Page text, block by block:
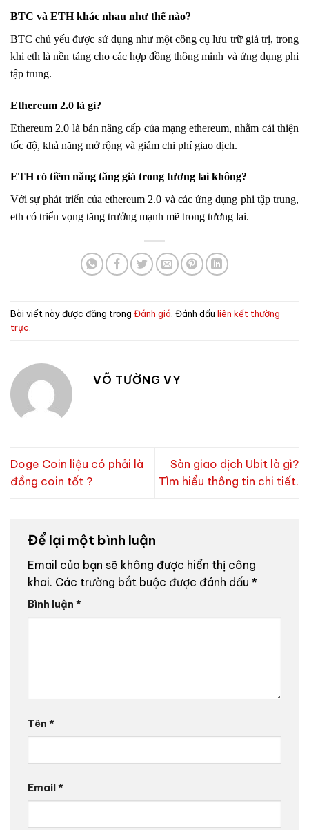
BTC và ETH khác nhau như thế nào?
BTC chủ yếu được sử dụng như một công cụ lưu trữ giá trị, trong
khi eth là nền tảng cho các hợp đồng thông minh và ứng dụng phi
tập trung.
Ethereum 2.0 là gì?
Ethereum 2.0 là bản nâng cấp của mạng ethereum, nhằm cải thiện
tốc độ, khả năng mở rộng và giảm chi phí giao dịch.
ETH có tiềm năng tăng giá trong tương lai không?
Với sự phát triển của ethereum 2.0 và các ứng dụng phi tập trung,
eth có triển vọng tăng trưởng mạnh mẽ trong tương lai.
Bài viết này được đăng trong Đánh giá . Đánh dấu liên kết thường
trực
VÕ TƯỜNG VY
Doge Coin liệu có phải là
đồng coin tốt ?
Sàn giao dịch Ubit là gì?
Tìm hiểu thông tin chi tiết.
Để lại một bình luận
Email của bạn sẽ không được hiển thị công
khai. Các trường bắt buộc được đánh dấu *
Bình luận *
Tên *
Email*